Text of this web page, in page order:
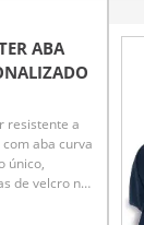
ABA
resistente a
com aba curva
único,
de velcro na